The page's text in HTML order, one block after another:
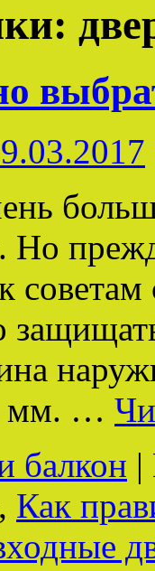
Но
мм. …
балкон |
, Как